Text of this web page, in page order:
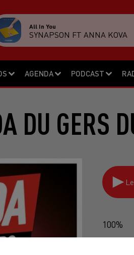
AGENDA PODCAST
All In You
SYNAPSON FT ANNA KOVA
DU GERS
100%